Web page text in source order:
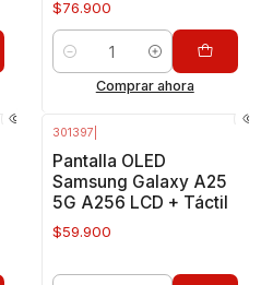
$76.900
Cantidad
Comprar ahora
301397
Pantalla OLED
Samsung Galaxy A25
5G A256 LCD + Táctil
$59.900